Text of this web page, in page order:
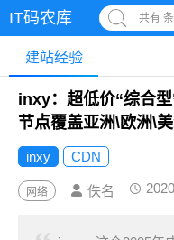
IT码农库 共有
建站经验
inxy：超低价“综合
节点覆盖亚洲\欧洲\
inxy CDN
网络 佚名